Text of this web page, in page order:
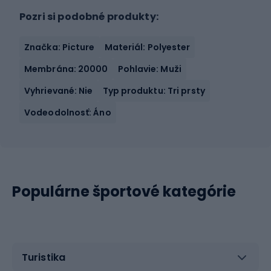
Pozri si podobné produkty:
Značka: Picture
Materiál: Polyester
Membrána: 20000
Pohlavie: Muži
Vyhrievané: Nie
Typ produktu: Tri prsty
Vodeodolnosť: Áno
Populárne športové kategórie
Turistika